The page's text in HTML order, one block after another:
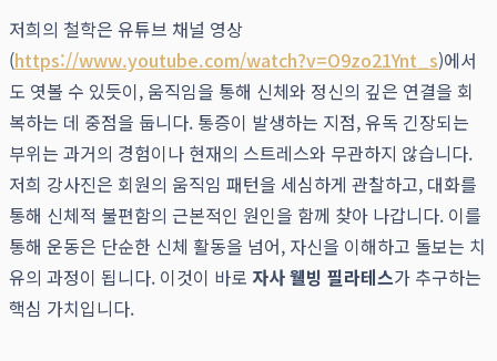
저희의 철학은 유튜브 채널 영상
(https://www.youtube.com/watch?v=O9zo21Ynt_s)에서
도 엿볼 수 있듯이, 움직임을 통해 신체와 정신의 깊은 연결을 회
복하는 데 중점을 둡니다. 통증이 발생하는 지점, 유독 긴장되는
부위는 과거의 경험이나 현재의 스트레스와 무관하지 않습니다.
저희 강사진은 회원의 움직임 패턴을 세심하게 관찰하고, 대화를
통해 신체적 불편함의 근본적인 원인을 함께 찾아 나갑니다. 이를
통해 운동은 단순한 신체 활동을 넘어, 자신을 이해하고 돌보는 치
유의 과정이 됩니다. 이것이 바로 자사 웰빙 필라테스가 추구하는
핵심 가치입니다.